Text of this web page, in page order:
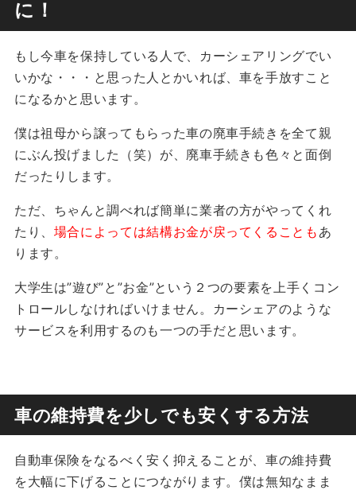
に！
もし今車を保持している人で、カーシェアリングでい
いかな・・・と思った人とかいれば、車を手放すこと
になるかと思います。
僕は祖母から譲ってもらった車の廃車手続きを全て親
にぶん投げました（笑）が、廃車手続きも色々と面倒
だったりします。
ただ、ちゃんと調べれば簡単に業者の方がやってくれ
たり、 場合によっては結構お金が戻ってくることも あ
ります。
大学生は”遊び”と”お金”という２つの要素を上手くコン
トロールしなければいけません。カーシェアのような
サービスを利用するのも一つの手だと思います。
車の維持費を少しでも安くする方法
自動車保険をなるべく安く抑えることが、車の維持費
を大幅に下げることにつながります。僕は無知なまま